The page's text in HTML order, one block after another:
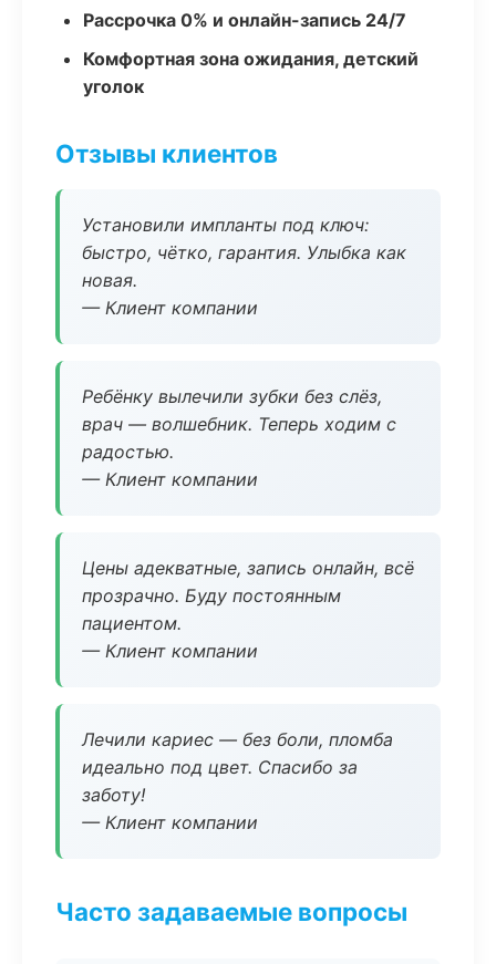
Рассрочка 0% и онлайн-запись 24/7
Комфортная зона ожидания, детский
уголок
Отзывы клиентов
Установили импланты под ключ:
быстро, чётко, гарантия. Улыбка как
новая.
— Клиент компании
Ребёнку вылечили зубки без слёз,
врач — волшебник. Теперь ходим с
радостью.
— Клиент компании
Цены адекватные, запись онлайн, всё
прозрачно. Буду постоянным
пациентом.
— Клиент компании
Лечили кариес — без боли, пломба
идеально под цвет. Спасибо за
заботу!
— Клиент компании
Часто задаваемые вопросы